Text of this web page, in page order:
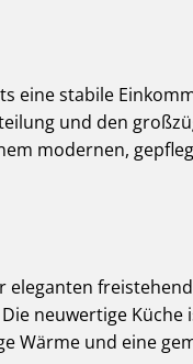
eine stabile
und den
modernen,
neuwertige
Wärme und eine